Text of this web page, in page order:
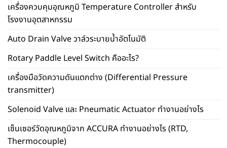
เครื่องควบคุมอุณหภูมิ Temperature Controller สำหรับ
โรงงานอุตสาหกรรม
Auto Drain Valve วาล์วระบายน้ำอัตโนมัติ
Rotary Paddle Level Switch คืออะไร?
เครื่องมือวัดความดันแตกต่าง (Differential Pressure
transmitter)
Solenoid Valve และ Pneumatic Actuator ทำงานอย่างไร
เซ็นเซอร์วัดอุณหภูมิจาก ACCURA ทำงานอย่างไร (RTD,
Thermocouple)